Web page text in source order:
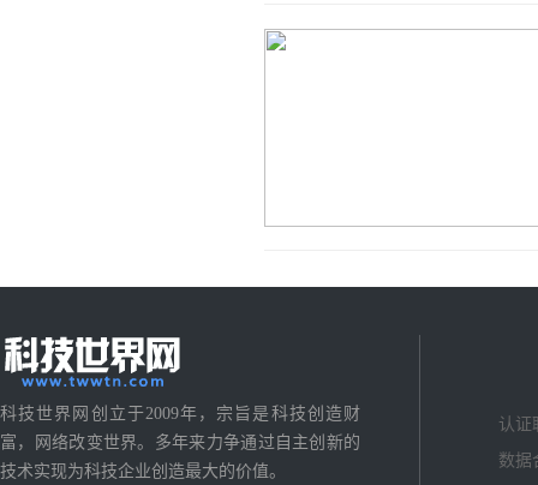
科技世界网创立于2009年，宗旨是科技创造财
富，网络改变世界。多年来力争通过自主创新的
技术实现为科技企业创造最大的价值。
认证
数据